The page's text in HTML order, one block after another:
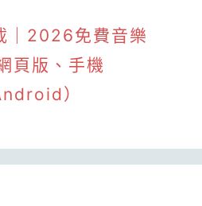
2026免費音樂
頁版、手機
）